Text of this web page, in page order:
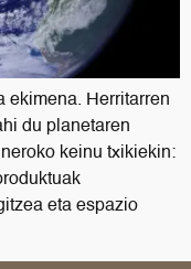
ekimena. Herritarren
du planetaren
keinu txikiekin:
eta espazio